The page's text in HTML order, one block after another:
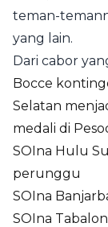
teman-
yang lain.
Dari cabor
Bocce
Selatan
medali di
SOIna Hulu
perunggu
SOIna
SOIna